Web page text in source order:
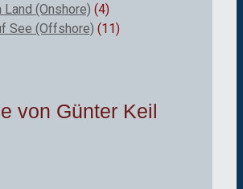
Land (Onshore) (4)
See (Offshore) (11)
von Günter Keil